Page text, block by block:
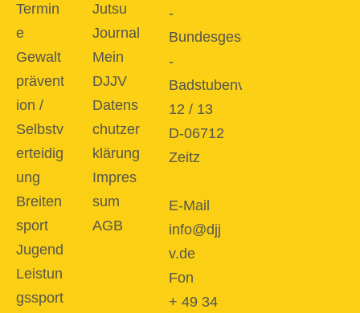
Termin
e
Gewalt
prävent
ion /
Selbstv
erteidig
ung
Breiten
sport
Jugend
Leistun
gssport
Jutsu
Journal
Mein
DJJV
Datens
chutzer
klärung
Impres
sum
AGB
-
Bundesgeschäftsstelle
-
Badstubenvorstadt
12 / 13
D-06712
Zeitz
E-Mail
info@djj
v.de
Fon
+ 49 34